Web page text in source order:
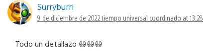
Surryburri
9 de diciembre de 2022 tiempo universal coordinado at 13:28
Todo un detallazo 😃😃😃